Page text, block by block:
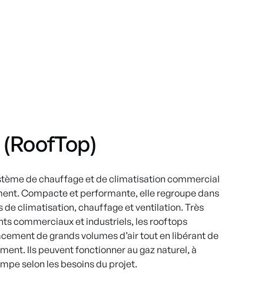
de chauffage et de climatisation commercial
Compacte et performante, elle regroupe dans
de climatisation, chauffage et ventilation. Très
commerciaux et industriels, les rooftops
de grands volumes d’air tout en libérant de
Ils peuvent fonctionner au gaz naturel, à
selon les besoins du projet.